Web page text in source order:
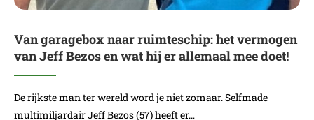
Van garagebox naar ruimteschip: het vermogen
van Jeff Bezos en wat hij er allemaal mee doet!
De rijkste man ter wereld word je niet zomaar. Selfmade
multimiljardair Jeff Bezos (57) heeft er…